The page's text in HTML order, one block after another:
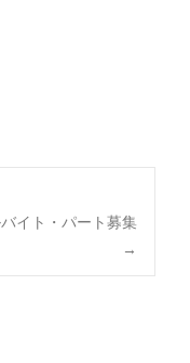
イト・パート募集
→